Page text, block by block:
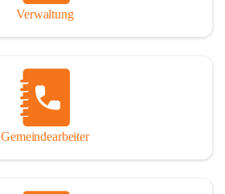
Verwaltung
Gemeindearbeiter